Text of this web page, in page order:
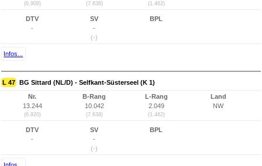
(6.908) (7.638) (1.462)
DTV
-
SV
-
(-)
BPL
Infos...
L 47 BG Sittard (NL/D) - Selfkant-Süsterseel (K 1)
Nr.
13.244
(6.920)
B-Rang
10.042
(7.638)
L-Rang
2.049
(1.462)
Land
NW
DTV
-
SV
-
(-)
BPL